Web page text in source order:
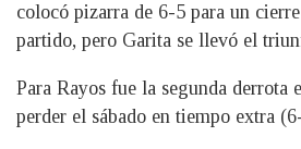
colocó pizarra de 6-5 para un
partido, pero Garita se llevó el
Para Rayos fue la segunda derrota
perder el sábado en tiempo extra